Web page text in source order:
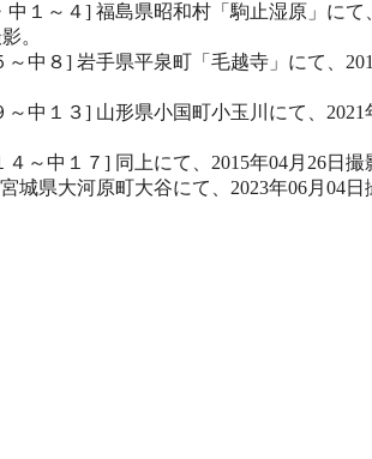
中１～４] 福島県昭和村「駒止湿原」にて
。
～中８] 岩手県平泉町「毛越寺」にて、
～中１３] 山形県小国町小玉川にて、2021
４～中１７] 同上にて、2015年04月26日撮
城県大河原町大谷にて、2023年06月04日